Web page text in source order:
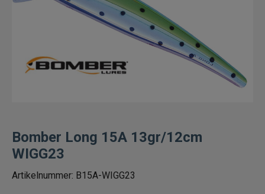
Interfiske
Spön
Betespaket
Bomber Long 15A 13gr/12cm
WIGG23
Artikelnummer: B15A-WIGG23